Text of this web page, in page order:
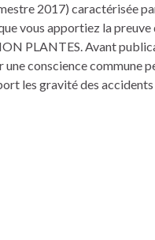
2017) caractérisée
vous apportiez la preuve
PLANTES. Avant
conscience commune
les gravité des accidents